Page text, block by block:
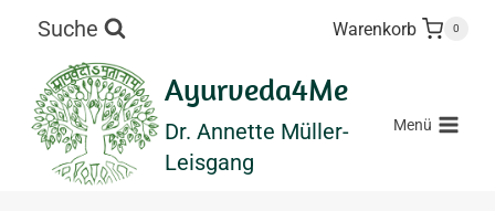
springen
Suche Warenkorb 0
Ayurveda4Me
Dr. Annette Müller-
Leisgang
Menü